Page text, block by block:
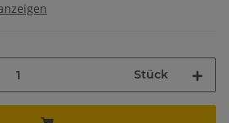
Stück